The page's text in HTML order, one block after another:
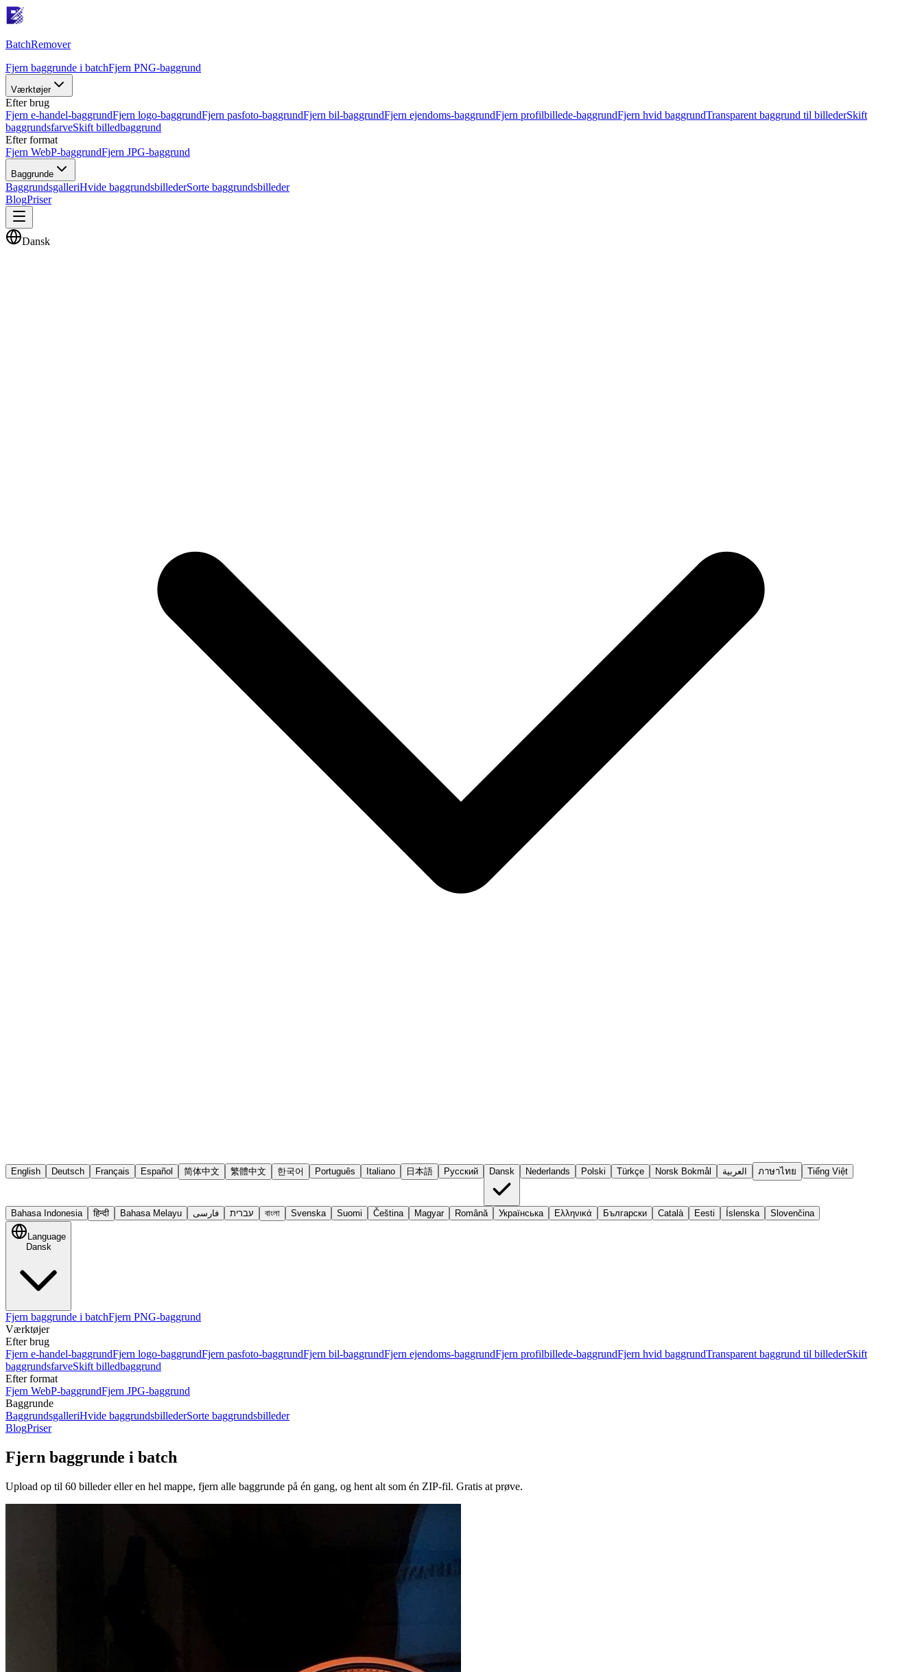
BatchRemover
Fjern baggrunde i batchFjern PNG-baggrund
Værktøjer
Efter brug
Fjern e-handel-baggrundFjern logo-baggrundFjern pasfoto-baggrundFjern bil-baggrundFjern ejendoms-baggrundFjern profilbillede-baggrundFjern hvid baggrundTransparent baggrund til billederSkift
baggrundsfarveSkift billedbaggrund
Efter format
Fjern WebP-baggrundFjern JPG-baggrund
Baggrunde
BaggrundsgalleriHvide baggrundsbillederSorte baggrundsbilleder
BlogPriser
Dansk
English Deutsch Français Español 简体中文 繁體中文 한국어 Português Italiano 日本語 Русский Dansk Nederlands Polski Türkçe Norsk Bokmål العربية ภาษาไทย Tiếng Việt
Bahasa Indonesia हिन्दी Bahasa Melayu فارسی עברית বাংলা Svenska Suomi Čeština Magyar Română Українська Ελληνικά Български Català Eesti Íslenska Slovenčina
Language
Dansk
Fjern baggrunde i batchFjern PNG-baggrund
Værktøjer
Efter brug
Fjern e-handel-baggrundFjern logo-baggrundFjern pasfoto-baggrundFjern bil-baggrundFjern ejendoms-baggrundFjern profilbillede-baggrundFjern hvid baggrundTransparent baggrund til billederSkift
baggrundsfarveSkift billedbaggrund
Efter format
Fjern WebP-baggrundFjern JPG-baggrund
Baggrunde
BaggrundsgalleriHvide baggrundsbillederSorte baggrundsbilleder
BlogPriser
Fjern baggrunde i batch
Upload op til 60 billeder eller en hel mappe, fjern alle baggrunde på én gang, og hent alt som én ZIP-fil. Gratis at prøve.